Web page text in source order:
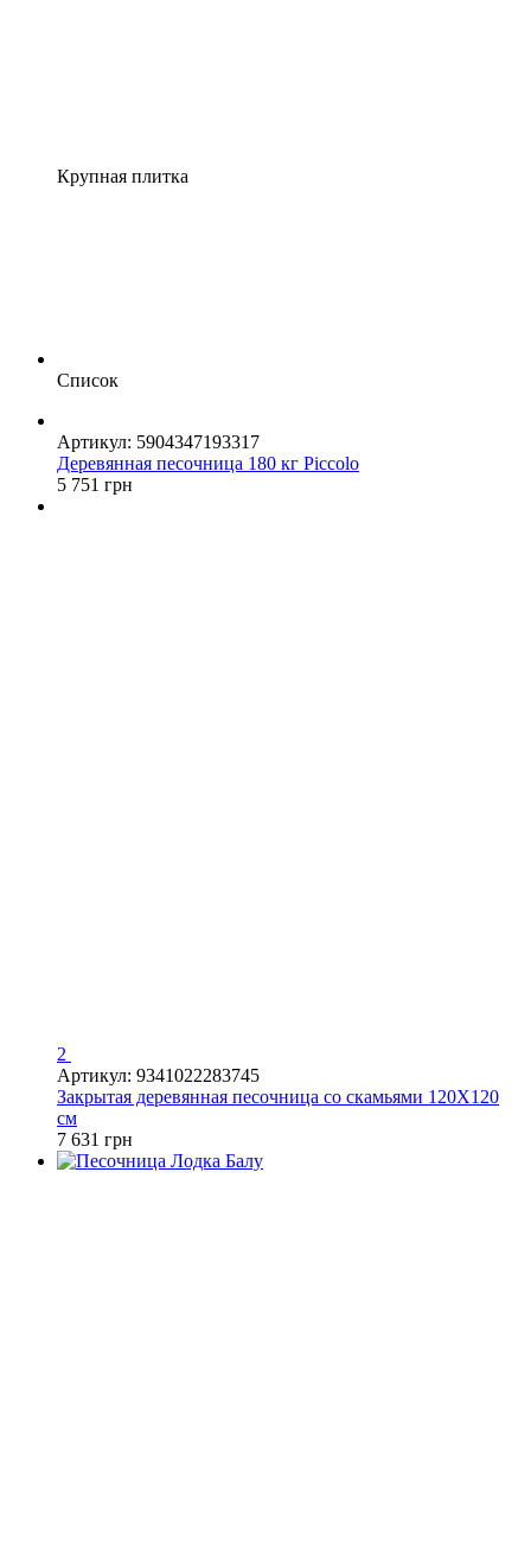
Крупная плитка
Список
Артикул: 5904347193317
Деревянная песочница 180 кг Piccolo
5 751 грн
2
Артикул: 9341022283745
Закрытая деревянная песочница со скамьями 120Х120
см
7 631 грн